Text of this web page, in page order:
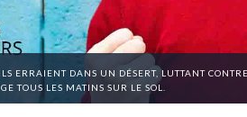
ERRAIENT DANS UN DÉSERT, LUTTANT
TOUS LES MATINS SUR LE SOL.